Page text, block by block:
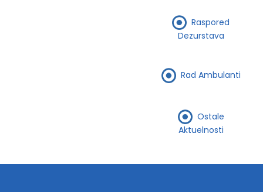
Raspored
Dezurstava
Rad Ambulanti
Ostale
Aktuelnosti